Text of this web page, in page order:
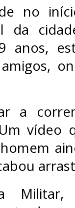
no
da
anos,
a
vídeo